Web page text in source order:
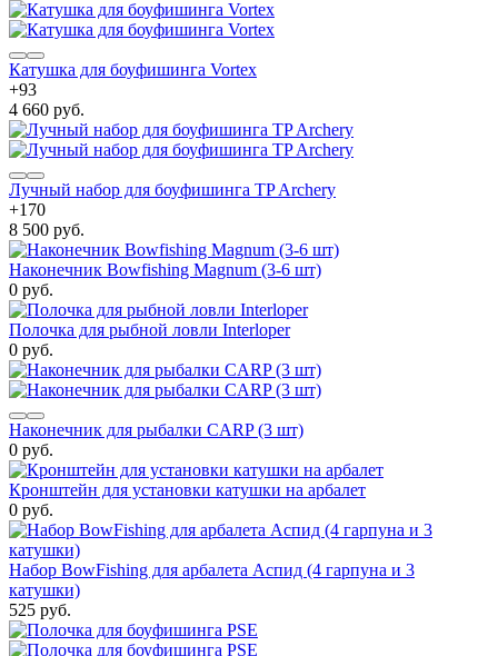
Катушка для боуфишинга Vortex
+93
4 660 руб.
Лучный набор для боуфишинга TP Archery
+170
8 500 руб.
Наконечник Bowfishing Magnum (3-6 шт)
0 руб.
Полочка для рыбной ловли Interloper
0 руб.
Наконечник для рыбалки CARP (3 шт)
0 руб.
Кронштейн для установки катушки на арбалет
0 руб.
Набор BowFishing для арбалета Аспид (4 гарпуна и 3
катушки)
525 руб.